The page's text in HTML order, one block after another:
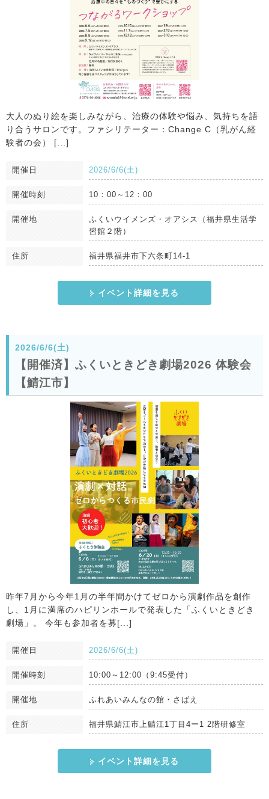
大人のぬり絵を楽しみながら、治療の体験や悩み、気持ちを語
り合うサロンです。ファシリテーター：Change C（乳がん経
験者の会） [...]
開催日 2026/6/6(土)
開催時刻 10：00～12：00
開催地
ふくいウイメンズ・オアシス（福井県生活学
習館２階）
住所 福井県福井市下六条町14-1
イベント詳細を見る
2026/6/6(土)
【開催済】ふくいときどき劇場2026 体験会
【鯖江市】
昨年7月から今年1月の半年間かけてゼロから演劇作品を創作
し、1月に満席のハピリンホールで発表した「ふくいときどき
劇場」。 今年も参加者を募[...]
開催日 2026/6/6(土)
開催時刻 10:00～12:00（9:45受付）
開催地 ふれあいみんなの館・さばえ
住所 福井県鯖江市上鯖江1丁目4ー1 2階研修室
イベント詳細を見る